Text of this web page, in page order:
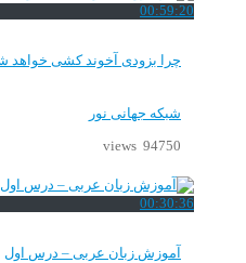
00:59:20
چرا بزودی آخوند کشی خواهد
شبکه جهانی نور
94750 views
00:30:36
آموزش زبان عربی – درس اول